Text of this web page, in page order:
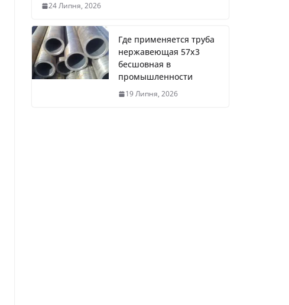
24 Липня, 2026
Где применяется труба
нержавеющая 57х3
бесшовная в
промышленности
19 Липня, 2026